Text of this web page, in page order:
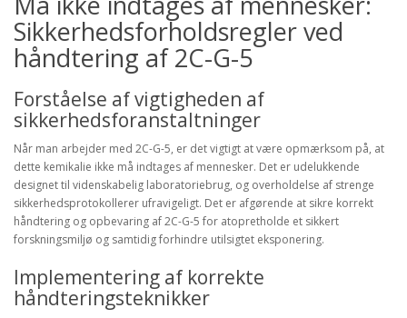
Sikkerhedsforholdsregler ved
håndtering af 2C-G-5
Forståelse af vigtigheden af
sikkerhedsforanstaltninger
Når man arbejder med 2C-G-5, er det vigtigt at være opmærksom på, at
dette kemikalie ikke må indtages af mennesker. Det er udelukkende
designet til videnskabelig laboratoriebrug, og overholdelse af strenge
sikkerhedsprotokollerer ufravigeligt. Det er afgørende at sikre korrekt
håndtering og opbevaring af 2C-G-5 for atopretholde et sikkert
forskningsmiljø og samtidig forhindre utilsigtet eksponering.
Implementering af korrekte
håndteringsteknikker